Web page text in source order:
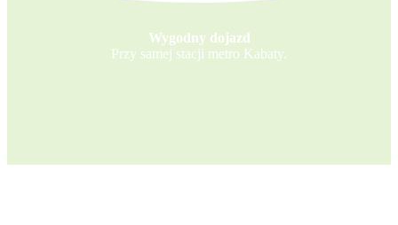
Wygodny dojazd
Przy samej stacji metro Kabaty.